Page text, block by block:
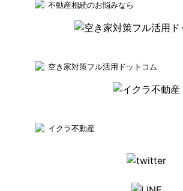
不動産相続のお悩みなら
空き家対策フル活用ドットコム
イクラ不動産